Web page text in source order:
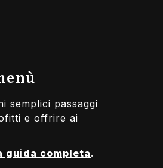
semplici passaggi
e offrire ai
guida completa.